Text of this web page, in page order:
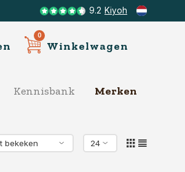
9.2 Kiyoh
0
Winkelwagen
Kennisbank Merken